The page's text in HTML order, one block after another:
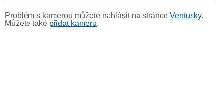
Problém s kamerou můžete nahlásit na stránce Ventusky.
Můžete také přidat kameru.